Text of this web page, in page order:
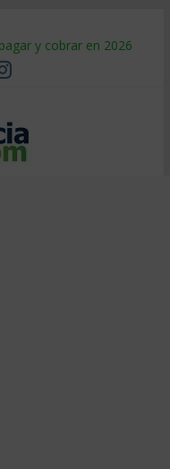
y cobrar en 2026
sale tan caro
a tiempo
qué hacer
y venderle